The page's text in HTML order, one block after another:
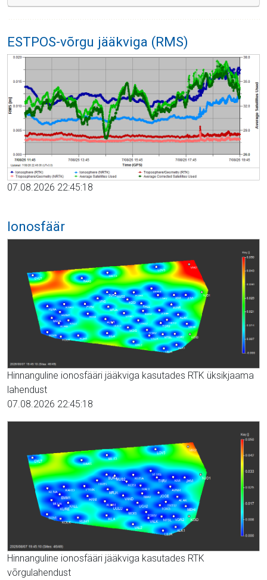
ESTPOS-võrgu jääkviga (RMS)
07.08.2026 22:45:18
Ionosfäär
Hinnanguline ionosfääri jääkviga kasutades RTK üksikjaama
lahendust
07.08.2026 22:45:18
Hinnanguline ionosfääri jääkviga kasutades RTK
võrgulahendust